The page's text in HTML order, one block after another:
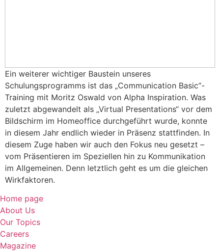
Ein weiterer wichtiger Baustein unseres
Schulungsprogramms ist das „Communication Basic“-
Training mit Moritz Oswald von Alpha Inspiration. Was
zuletzt abgewandelt als „Virtual Presentations“ vor dem
Bildschirm im Homeoffice durchgeführt wurde, konnte
in diesem Jahr endlich wieder in Präsenz stattfinden. In
diesem Zuge haben wir auch den Fokus neu gesetzt –
vom Präsentieren im Speziellen hin zu Kommunikation
im Allgemeinen. Denn letztlich geht es um die gleichen
Wirkfaktoren.
Home page
About Us
Our Topics
Careers
Magazine